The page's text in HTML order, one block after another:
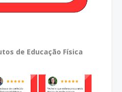
de Educação Física